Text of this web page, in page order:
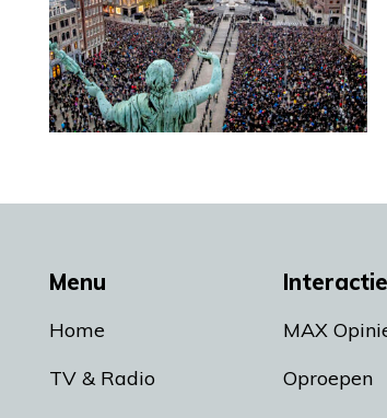
Menu
Home
TV & Radio
Interactie
MAX
Oproepen